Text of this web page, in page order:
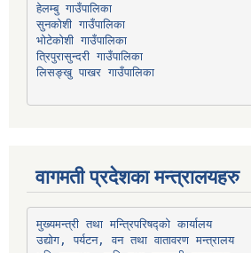
हेलम्बु गाउँपालिका
सुनकोशी गाउँपालिका
भोटेकोशी गाउँपालिका
त्रिपुरासुन्दरी गाउँपालिका
लिसङ्खु पाखर गाउँपालिका
वागमती प्रदेशका मन्त्रालयहरु
मुख्यमन्त्री तथा मन्त्रिपरिषद्को कार्यालय
उद्योग, पर्यटन, वन तथा वातावरण मन्त्रालय